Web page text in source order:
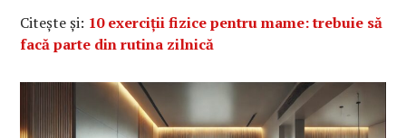
Citește și: 10 exerciții fizice pentru mame: trebuie să
facă parte din rutina zilnică